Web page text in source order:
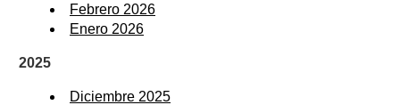
Febrero 2026
Enero 2026
2025
Diciembre 2025